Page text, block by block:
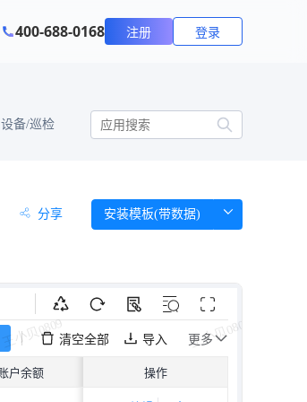
400-688-0168 注册 登录
设备/巡检
分享 安装模板(带数据)